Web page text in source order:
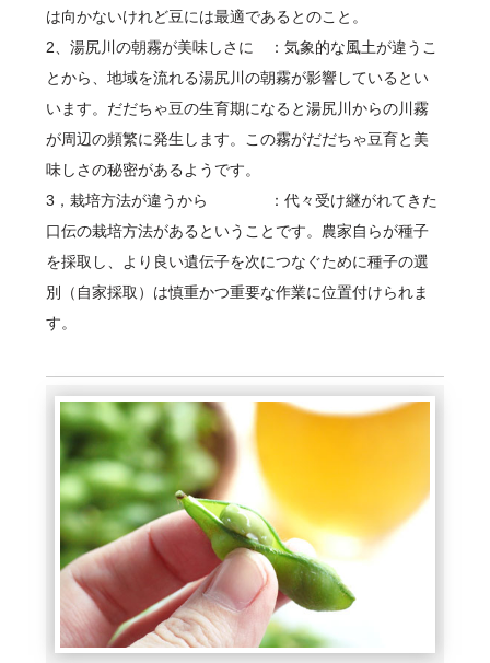
は向かないけれど豆には最適であるとのこと。
2、湯尻川の朝霧が美味しさに ：気象的な風土が違うこ
とから、地域を流れる湯尻川の朝霧が影響しているとい
います。だだちゃ豆の生育期になると湯尻川からの川霧
が周辺の頻繁に発生します。この霧がだだちゃ豆育と美
味しさの秘密があるようです。
3，栽培方法が違うから ：代々受け継がれてきた
口伝の栽培方法があるということです。農家自らが種子
を採取し、より良い遺伝子を次につなぐために種子の選
別（自家採取）は慎重かつ重要な作業に位置付けられま
す。